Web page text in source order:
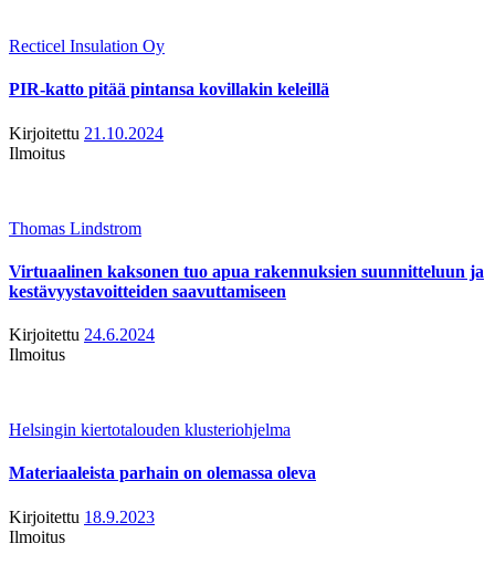
Recticel Insulation Oy
PIR-katto pitää pintansa kovillakin keleillä
Kirjoitettu 21.10.2024
Ilmoitus
Thomas Lindstrom
Virtuaalinen kaksonen tuo apua rakennuksien suunnitteluun ja
kestävyystavoitteiden saavuttamiseen
Kirjoitettu 24.6.2024
Ilmoitus
Helsingin kiertotalouden klusteriohjelma
Materiaaleista parhain on olemassa oleva
Kirjoitettu 18.9.2023
Ilmoitus